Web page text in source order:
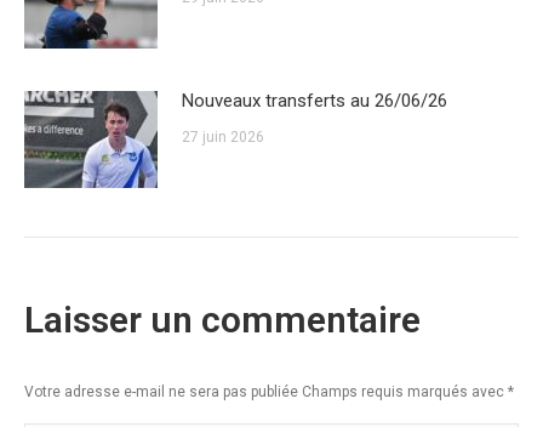
Nouveaux transferts au 26/06/26
27 juin 2026
Laisser un commentaire
Votre adresse e-mail ne sera pas publiée Champs requis marqués avec *